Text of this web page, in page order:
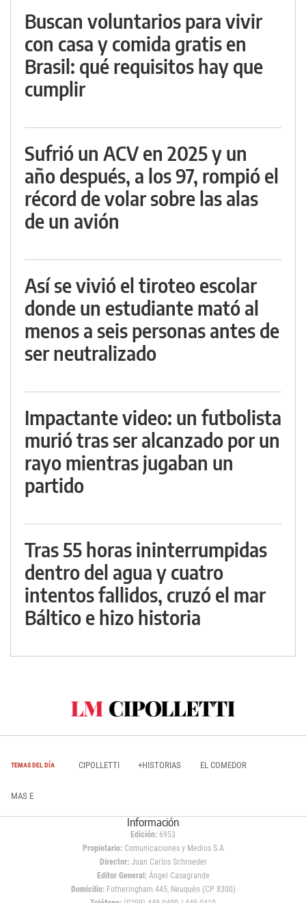
Buscan voluntarios para vivir
con casa y comida gratis en
Brasil: qué requisitos hay que
cumplir
Sufrió un ACV en 2025 y un
año después, a los 97, rompió el
récord de volar sobre las alas
de un avión
Así se vivió el tiroteo escolar
donde un estudiante mató al
menos a seis personas antes de
ser neutralizado
Impactante video: un futbolista
murió tras ser alcanzado por un
rayo mientras jugaban un
partido
Tras 55 horas ininterrumpidas
dentro del agua y cuatro
intentos fallidos, cruzó el mar
Báltico e hizo historia
TEMAS DEL DÍA CIPOLLETTI +HISTORIAS EL COMEDOR
MAS E
Información
Edición: 6953
Propietario:Comunicaciones y Medios S.A
Director: Juan Carlos Schroeder
Editor General:Ángel Casagrande
Domicilio:Fotheringham 445, Neuquén (CP 8300)